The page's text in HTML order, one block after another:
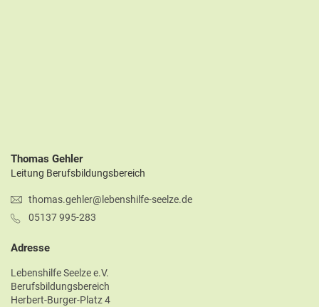
Thomas Gehler
Leitung Berufsbildungsbereich
thomas.gehler@lebenshilfe-seelze.de
05137 995-283
Adresse
Lebenshilfe Seelze e.V.
Berufsbildungsbereich
Herbert-Burger-Platz 4